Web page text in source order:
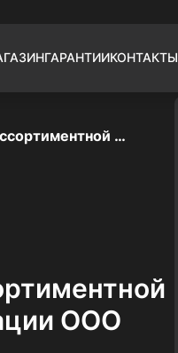
ГАРАНТИИКОНТАКТЫ
Совершенствование товарно-ассортиментной политики промышленной организации ООО «Эми-Прибор»
ООО